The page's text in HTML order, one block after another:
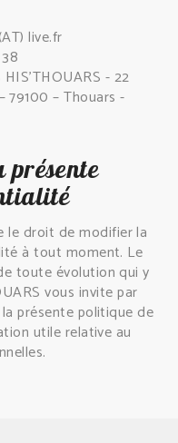
live.fr
- 22
79100 – Thouars -
le droit de modifier la
à tout moment. Le
toute évolution qui y
vous invite par
présente politique de
utile relative au